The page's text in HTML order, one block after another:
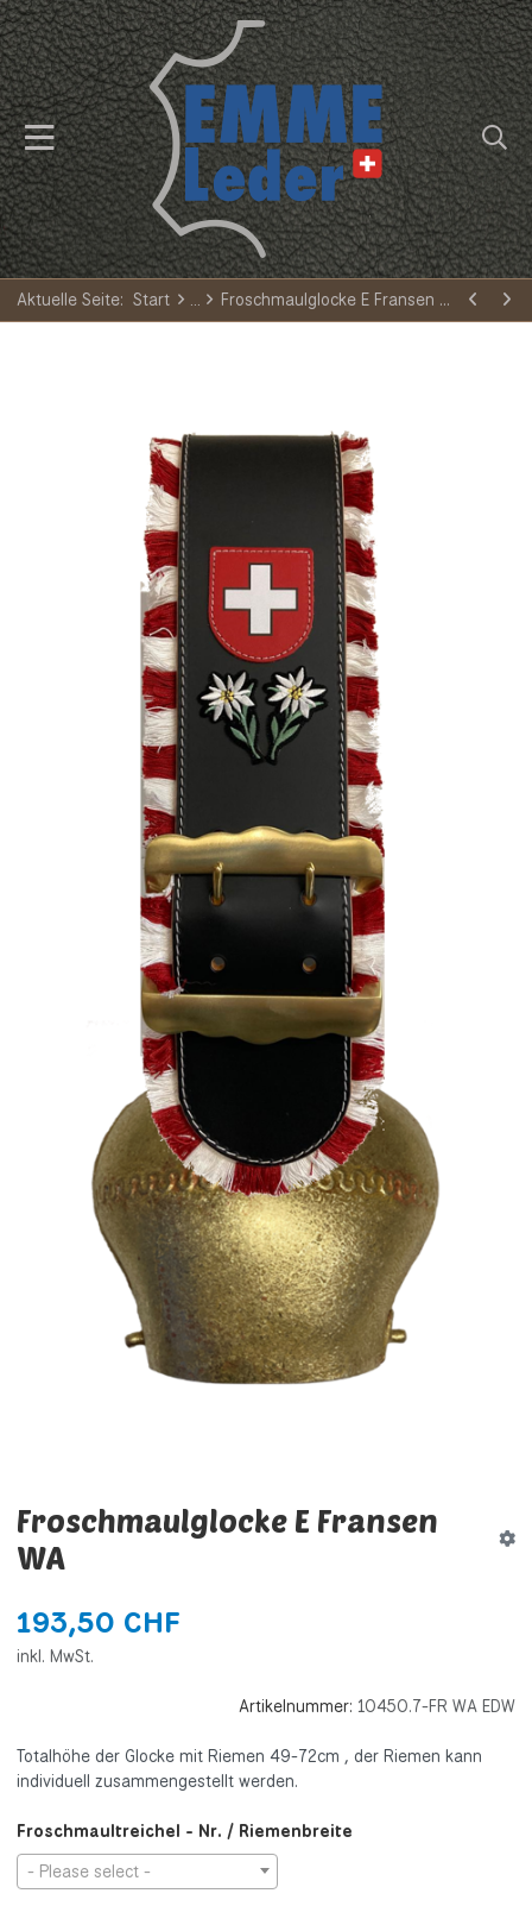
Aktuelle Seite: Start Froschmaulglocke E Fransen WA
Froschmaulglocke E Fransen
WA
193,50 CHF
inkl. MwSt.
Artikelnummer: 10450.7-FR WA EDW
Totalhöhe der Glocke mit Riemen 49-72cm , der Riemen kann
individuell zusammengestellt werden.
Froschmaultreichel - Nr. / Riemenbreite
- Please select -